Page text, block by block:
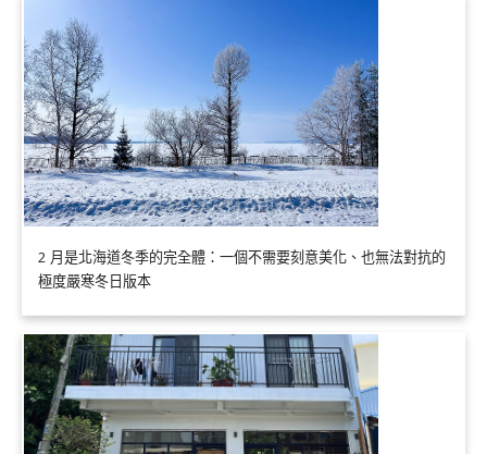
2 月是北海道冬季的完全體：一個不需要刻意美化、也無法對抗的
極度嚴寒冬日版本